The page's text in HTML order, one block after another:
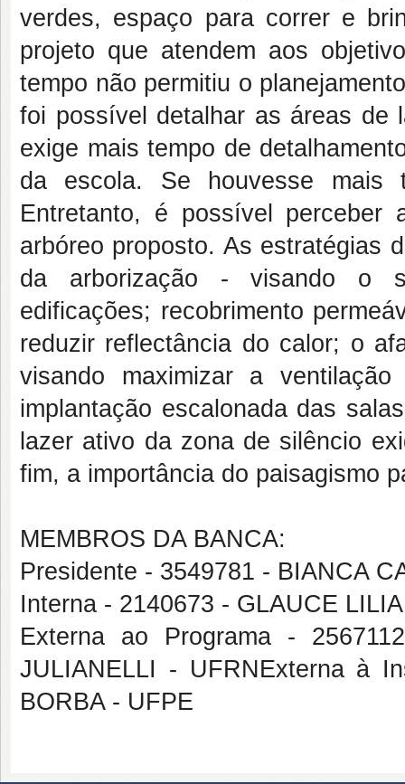
verdes, espaço para correr e
projeto que atendem aos
tempo não permitiu o
foi possível detalhar as áreas de
exige mais tempo de
da escola. Se houvesse mais
Entretanto, é possível perceber
arbóreo proposto. As estratégias
da arborização - visando o
edificações; recobrimento
reduzir reflectância do calor; o
visando maximizar a
implantação escalonada das
lazer ativo da zona de silêncio
fim, a importância do paisagismo
MEMBROS DA BANCA:
Presidente - 3549781 - BIANCA
Interna - 2140673 - GLAUCE
Externa ao Programa -
JULIANELLI - UFRNExterna à
BORBA - UFPE